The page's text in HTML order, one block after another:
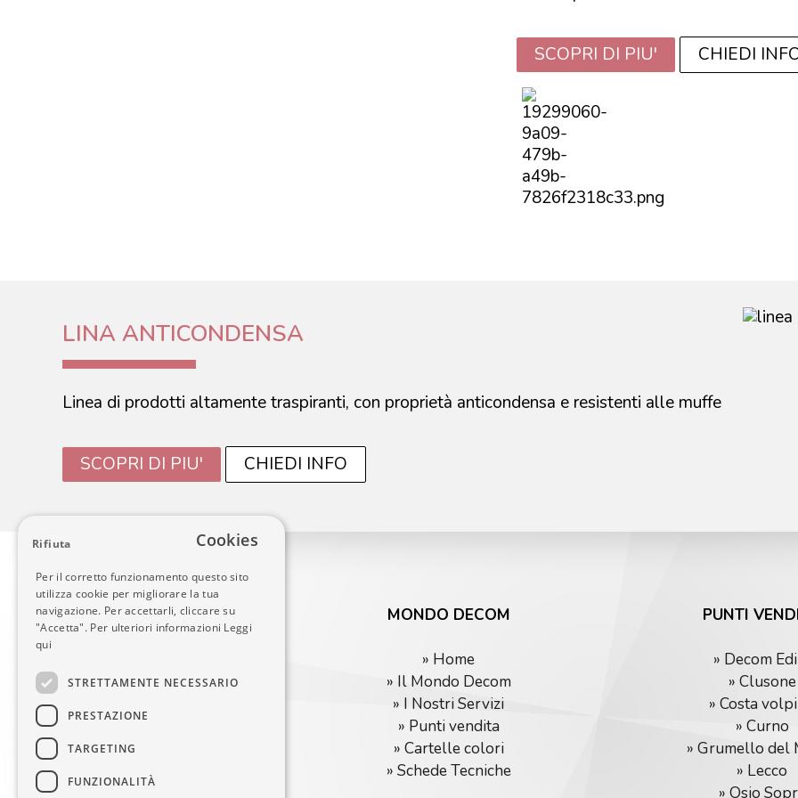
SCOPRI DI PIU' CHIEDI
LINA ANTICONDENSA
Linea di prodotti altamente traspiranti, con proprietà anticondensa e resistenti alle muffe
SCOPRI DI PIU' CHIEDI INFO
DECOM SRL
24040 Osio Sopra (Bg)
Fax 035 501777
MONDO DECOM
» Home
» Il Mondo Decom
» I Nostri Servizi
» Punti vendita
» Cartelle colori
» Schede Tecniche
PUNTI
» Decom
» Clusone
» Costa
» Curno
» Grumello del
» Lecco
» Osio
Cookies
Per il corretto funzionamento questo sito
utilizza cookie per migliorare la tua
navigazione. Per accettarli, cliccare su
"Accetta". Per ulteriori informazioni Leggi
qui
STRETTAMENTE NECESSARIO
PRESTAZIONE
TARGETING
FUNZIONALITÀ
Rifiuta